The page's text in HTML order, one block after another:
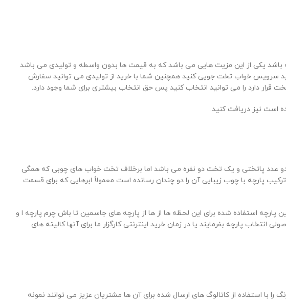
یکی از این مزیت هایی می باشد که به قیمت ها بدون واسطه و تولیدی می باشد
محصول را بدون حضور واسطه خرید می کنید و در واقع شما می توانید ۲۰ الی ۳۰ درصد در خرید سرویس خواب تخت جویی کنید همچنین شما با خرید از تولیدی می توانید سفارش
دارد را می توانید انتخاب کنید پس حق انتخاب بیشتری برای شما وجود دارد.
است نیز دریافت کنید.
پاتختی و یک تخت دو نفره می باشد اما برخلاف تخت خواب های چوبی که همگی
پارچه با چوب زیبایی آن را دو چندان رسانده است معمولاً ابرهایی که برای قسمت
استفاده شده برای این لحظه ها از ها از پارچه های جاسمین تا باش چرم پارچه ا و
پارچه بفرمایند یا در زمان خرید اینترنتی کارگزار ما برای آنها کالیته های
استفاده از کاتالوگ های ارسال شده برای آن ها مشتریان عزیز می توانند نمونه